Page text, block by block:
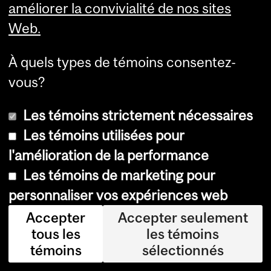
’
n
f
m
a
t
i
o
n
améliorer la convivialité de nos sites
Web.
À quels types de témoins consentez-
vous?
Les témoins strictement nécessaires
Les témoins utilisées pour
l'amélioration de la performance
Les témoins de marketing pour
personnaliser vos expériences web
Accepter
tous les
témoins
Accepter seulement
les témoins
sélectionnés